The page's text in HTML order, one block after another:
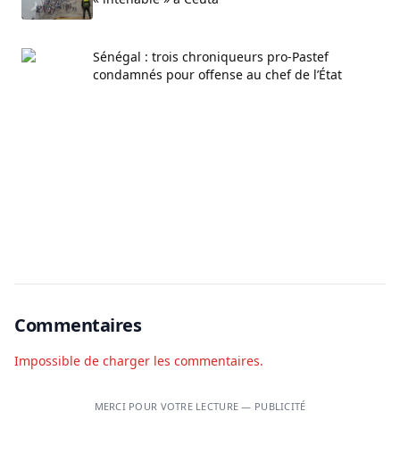
Sénégal : trois chroniqueurs pro-Pastef
condamnés pour offense au chef de l’État
Commentaires
Impossible de charger les commentaires.
MERCI POUR VOTRE LECTURE — PUBLICITÉ